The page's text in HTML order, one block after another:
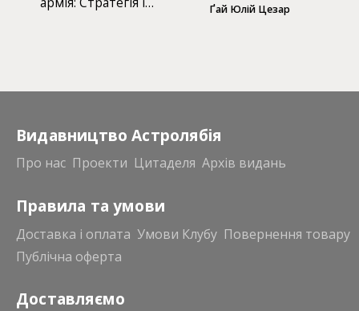
Ґай Юлій Цезар
Видавництво Астролябія
Про нас Проекти Цитаделя Архів видань
Правила та умови
Доставка і оплата Умови Клубу Повернення товару
Публічна оферта
Доставляємо